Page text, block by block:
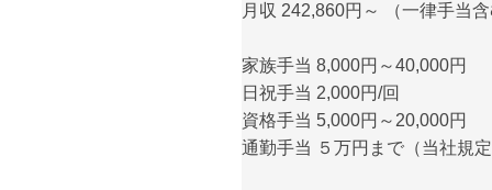
月収 242,860円～ （一律手当
家族手当 8,000円～40,000円
日祝手当 2,000円/回
資格手当 5,000円～20,000円
通勤手当 ５万円まで（当社規